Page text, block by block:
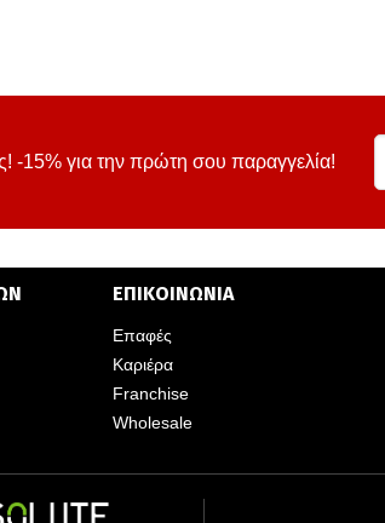
-15% για την πρώτη σου παραγγελία!
ΕΠΙΚΟΙΝΩΝΙΑ
Επαφές
Καριέρα
Franchise
Wholesale